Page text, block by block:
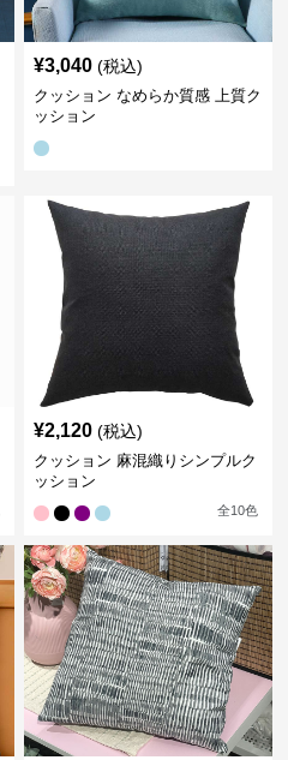
¥3,040 (税込)
クッション なめらか質感 上質ク
ッション
¥2,120 (税込)
クッション 麻混織りシンプルク
ッション
全10色